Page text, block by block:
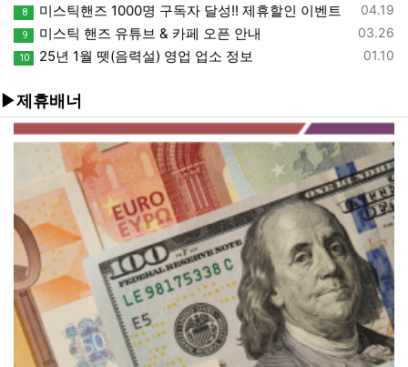
등록일
04.19
8 미스틱핸즈 1000명 구독자 달성!! 제휴할인 이벤트
등록일
03.26
9 미스틱 핸즈 유튜브 & 카페 오픈 안내
등록일
01.10
10 25년 1월 뗏(음력설) 영업 업소 정보
▶제휴배너